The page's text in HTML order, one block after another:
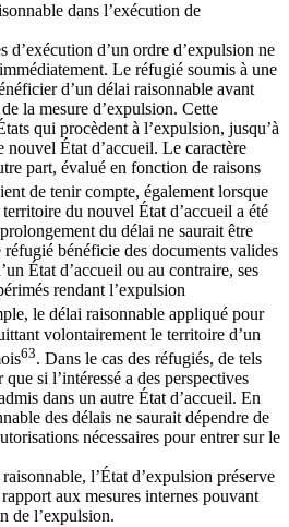
dans l’exécution de
d’exécution d’un ordre d’expulsion ne
Le réfugié soumis à une
d’un délai raisonnable avant
la mesure d’expulsion. Cette
qui procèdent à l’expulsion, jusqu’à
nouvel État d’accueil. Le caractère
part, évalué en fonction de raisons
de tenir compte, également lorsque
du nouvel État d’accueil a été
du délai ne saurait être
bénéficie des documents valides
État d’accueil ou au contraire, ses
rendant l’expulsion
le délai raisonnable appliqué pour
volontairement le territoire d’un
63. Dans le cas des réfugiés, de tels
si l’intéressé a des perspectives
dans un autre État d’accueil. En
des délais ne saurait dépendre de
nécessaires pour entrer sur le
l’État d’expulsion préserve
aux mesures internes pouvant
de l’expulsion.